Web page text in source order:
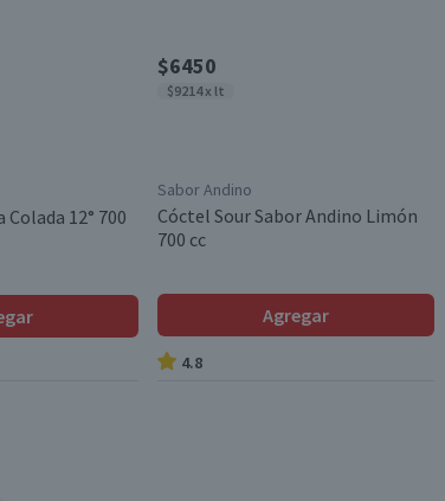
12° 700
$6450
$9214 x lt
Sabor Andino
Cóctel Sour Sabor Andino Limón
700 cc
Agregar
4.8